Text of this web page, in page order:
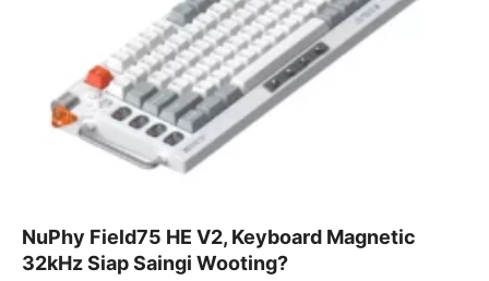
NuPhy Field75 HE V2, Keyboard Magnetic
32kHz Siap Saingi Wooting?